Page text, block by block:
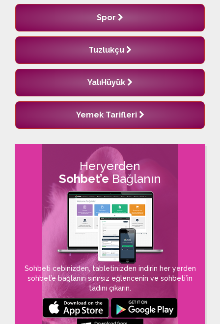
Spor
Tuzlukçu
YalıHüyük
Yemek Tarifleri
Heryerden
Sohbet’e Bağlanın
Sohbeti cebinizden, tabletinizden indirin her yerden
sohbet’e bağlanın sınırsız eğlencenin ve sohbeti’in
tadını çıkarın.